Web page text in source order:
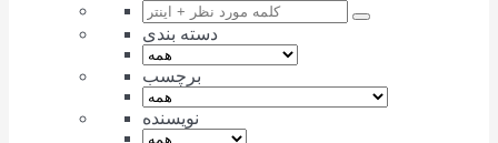
دسته بندی
برچسب
نویسنده